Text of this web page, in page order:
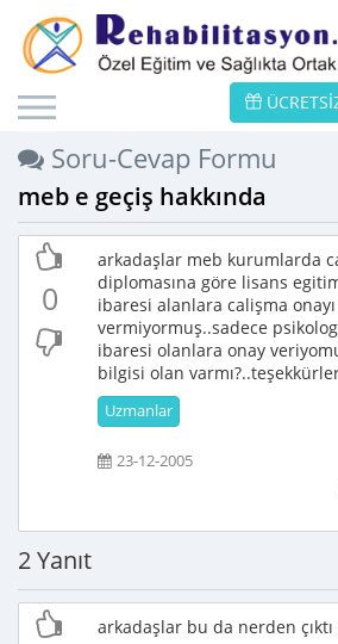
Soru-Cevap Formu
meb e geçiş hakkında
0
arkadaşlar meb kurumlarda
diplomasına göre lisans
ibaresi alanlara calişma onayı
vermiyormuş..sadece
ibaresi olanlara onay
bilgisi olan
Uzmanlar
23-12-2005
2 Yanıt
arkadaşlar bu da nerden çıktı